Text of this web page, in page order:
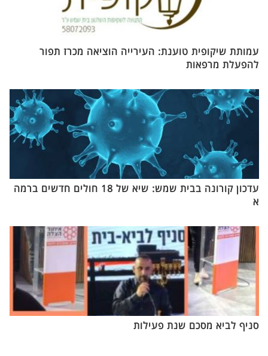
עמותת שיקופית טוענת: העירייה הוציאה מכרז תפור
להפעלת מרפאות
עדכון קורונה בבית שמש: שיא של 18 חולים חדשים ברמה
א
סניף לביא מסכם שנת פעילות